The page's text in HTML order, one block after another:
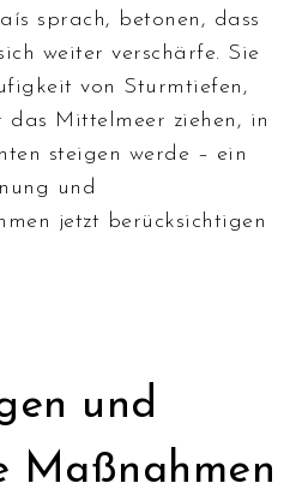
sprach, betonen, dass
weiter verschärfe. Sie
von Sturmtiefen,
Mittelmeer ziehen, in
steigen werde – ein
und
jetzt berücksichtigen
und
Maßnahmen